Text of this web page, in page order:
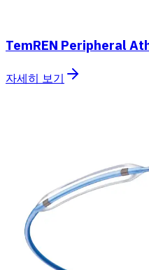
TemREN Peripheral
자세히 보기